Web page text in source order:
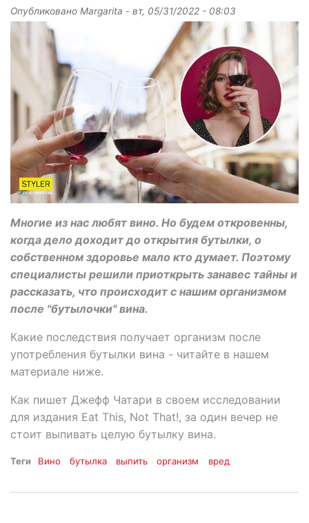
Опубликовано Margarita - вт, 05/31/2022 - 08:03
Многие из нас любят вино. Но будем откровенны,
когда дело доходит до открытия бутылки, о
собственном здоровье мало кто думает. Поэтому
специалисты решили приоткрыть занавес тайны и
рассказать, что происходит с нашим организмом
после "бутылочки" вина.
Какие последствия получает организм после
употребления бутылки вина - читайте в нашем
материале ниже.
Как пишет Джефф Чатари в своем исследовании
для издания Eat This, Not That!, за один вечер не
стоит выпивать целую бутылку вина.
Теги Вино бутылка выпить организм вред